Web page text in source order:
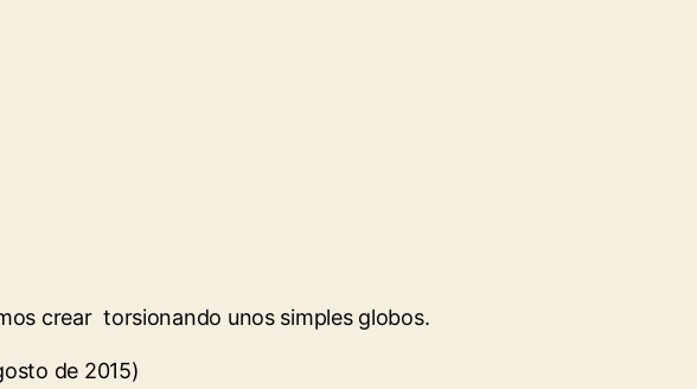
crear torsionando unos simples globos.
de 2015)